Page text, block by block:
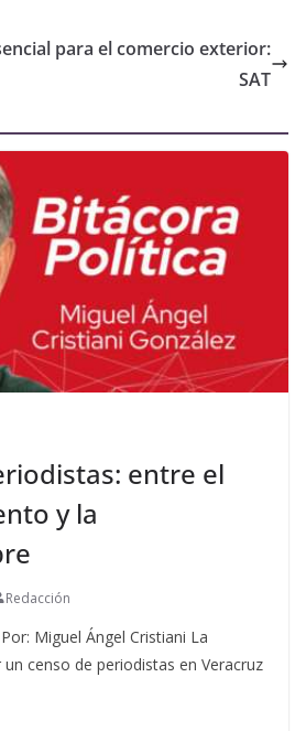
para el comercio exterior:
SAT
entre el
y la
Redacción
Miguel Ángel Cristiani La
censo de periodistas en Veracruz